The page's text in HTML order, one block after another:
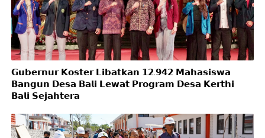
𝗚𝘂𝗯𝗲𝗿𝗻𝘂𝗿 𝗞𝗼𝘀𝘁𝗲𝗿 𝗟𝗶𝗯𝗮𝘁𝗸𝗮𝗻 𝟭𝟮.𝟵𝟰𝟮 𝗠𝗮𝗵𝗮𝘀𝗶𝘀𝘄𝗮
𝗕𝗮𝗻𝗴𝘂𝗻 𝗗𝗲𝘀𝗮 𝗕𝗮𝗹𝗶 𝗟𝗲𝘄𝗮𝘁 𝗣𝗿𝗼𝗴𝗿𝗮𝗺 𝗗𝗲𝘀𝗮 𝗞𝗲𝗿𝘁𝗵𝗶
𝗕𝗮𝗹𝗶 𝗦𝗲𝗷𝗮𝗵𝘁𝗲𝗿𝗮